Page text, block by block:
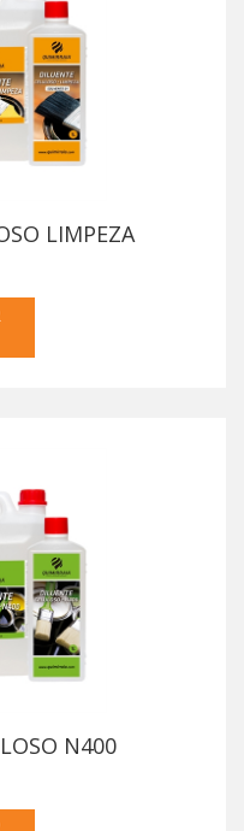
LIMPEZA
N400